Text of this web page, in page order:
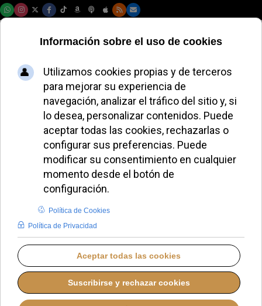
El Papa León XIV y
el metropolita
Antoni dialogan en
el Vaticano sobre la
cooperación